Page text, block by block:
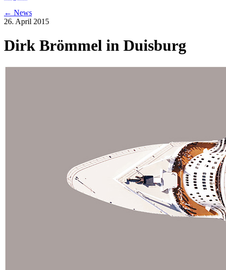
← News
26. April 2015
Dirk Brömmel in Duisburg